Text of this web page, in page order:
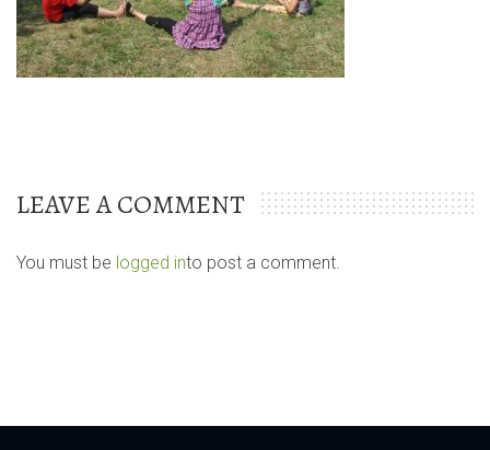
LEAVE A COMMENT
You must be logged into post a comment.